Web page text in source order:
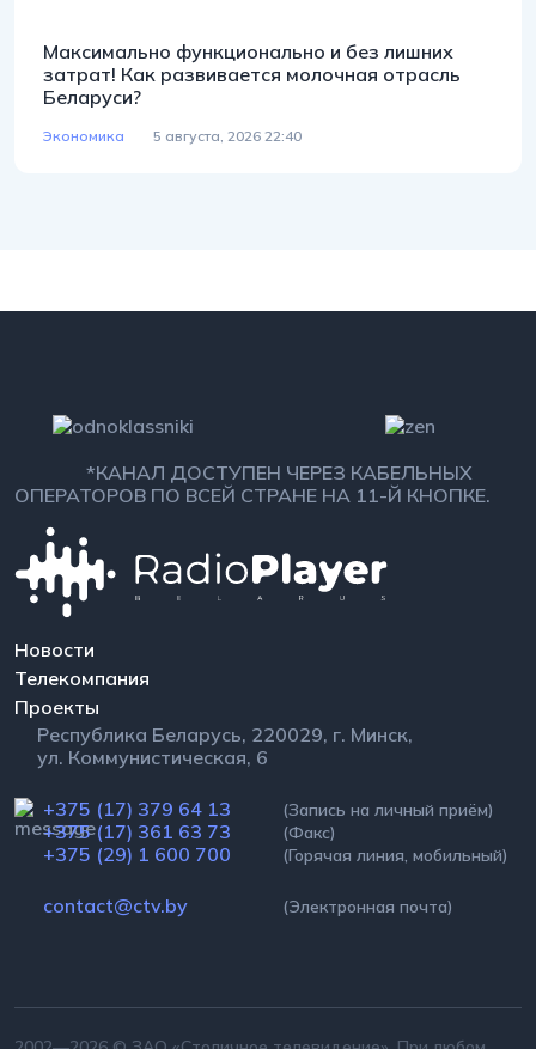
Максимально функционально и без лишних
затрат! Как развивается молочная отрасль
Беларуси?
Экономика 5 августа, 2026 22:40
*КАНАЛ ДОСТУПЕН ЧЕРЕЗ КАБЕЛЬНЫХ
ОПЕРАТОРОВ ПО ВСЕЙ СТРАНЕ НА 11-Й КНОПКЕ.
Новости
Телекомпания
Проекты
Республика Беларусь, 220029, г. Минск,
ул. Коммунистическая, 6
+375 (17) 379 64 13 (Запись на личный приём)
+375 (17) 361 63 73 (Факс)
+375 (29) 1 600 700 (Горячая линия, мобильный)
contact@ctv.by (Электронная почта)